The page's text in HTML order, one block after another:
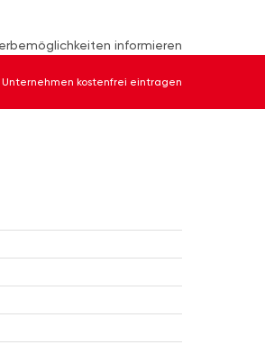
informieren
Unternehmen kostenfrei eintragen